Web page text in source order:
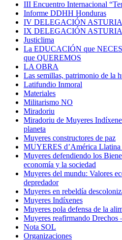
III Encuentro Internacional
Informe DDHH Honduras
IV DELEGACIÓN
IX DELEGACIÓN
Justiclima
La EDUCACIÓN que
que QUEREMOS
LA OBRA
Las semillas, patrimonio de la
Latifundio Inmoral
Materiales
Militarismo NO
Miradoriu
Miradoriu de Muyeres
planeta
Muyeres constructores de paz
MUYERES d’América Llatina
Muyeres defendiendo los
economía y la sociedad
Muyeres del mundu: Valores
depredador
Muyeres en rebeldía
Muyeres Indíxenes
Muyeres pola defensa de la
Muyeres reafirmando Drechos
Nota SOL
Organizaciones